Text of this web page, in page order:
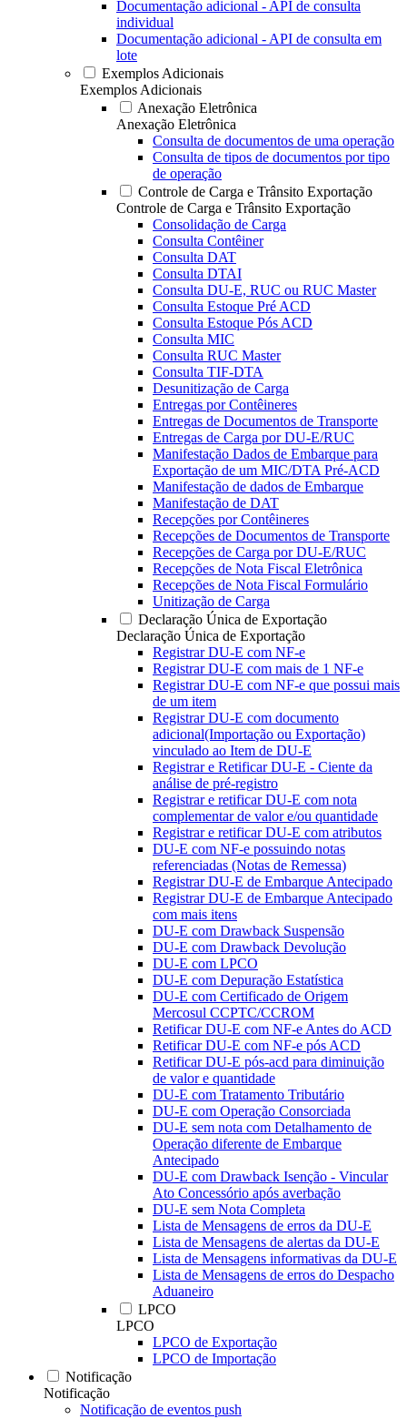
Documentação adicional - API de consulta
individual
Documentação adicional - API de consulta em
lote
Exemplos Adicionais
Exemplos Adicionais
Anexação Eletrônica
Anexação Eletrônica
Consulta de documentos de uma operação
Consulta de tipos de documentos por tipo
de operação
Controle de Carga e Trânsito Exportação
Controle de Carga e Trânsito Exportação
Consolidação de Carga
Consulta Contêiner
Consulta DAT
Consulta DTAI
Consulta DU-E, RUC ou RUC Master
Consulta Estoque Pré ACD
Consulta Estoque Pós ACD
Consulta MIC
Consulta RUC Master
Consulta TIF-DTA
Desunitização de Carga
Entregas por Contêineres
Entregas de Documentos de Transporte
Entregas de Carga por DU-E/RUC
Manifestação Dados de Embarque para
Exportação de um MIC/DTA Pré-ACD
Manifestação de dados de Embarque
Manifestação de DAT
Recepções por Contêineres
Recepções de Documentos de Transporte
Recepções de Carga por DU-E/RUC
Recepções de Nota Fiscal Eletrônica
Recepções de Nota Fiscal Formulário
Unitização de Carga
Declaração Única de Exportação
Declaração Única de Exportação
Registrar DU-E com NF-e
Registrar DU-E com mais de 1 NF-e
Registrar DU-E com NF-e que possui mais
de um item
Registrar DU-E com documento
adicional(Importação ou Exportação)
vinculado ao Item de DU-E
Registrar e Retificar DU-E - Ciente da
análise de pré-registro
Registrar e retificar DU-E com nota
complementar de valor e/ou quantidade
Registrar e retificar DU-E com atributos
DU-E com NF-e possuindo notas
referenciadas (Notas de Remessa)
Registrar DU-E de Embarque Antecipado
Registrar DU-E de Embarque Antecipado
com mais itens
DU-E com Drawback Suspensão
DU-E com Drawback Devolução
DU-E com LPCO
DU-E com Depuração Estatística
DU-E com Certificado de Origem
Mercosul CCPTC/CCROM
Retificar DU-E com NF-e Antes do ACD
Retificar DU-E com NF-e pós ACD
Retificar DU-E pós-acd para diminuição
de valor e quantidade
DU-E com Tratamento Tributário
DU-E com Operação Consorciada
DU-E sem nota com Detalhamento de
Operação diferente de Embarque
Antecipado
DU-E com Drawback Isenção - Vincular
Ato Concessório após averbação
DU-E sem Nota Completa
Lista de Mensagens de erros da DU-E
Lista de Mensagens de alertas da DU-E
Lista de Mensagens informativas da DU-E
Lista de Mensagens de erros do Despacho
Aduaneiro
LPCO
LPCO
LPCO de Exportação
LPCO de Importação
Notificação
Notificação
Notificação de eventos push